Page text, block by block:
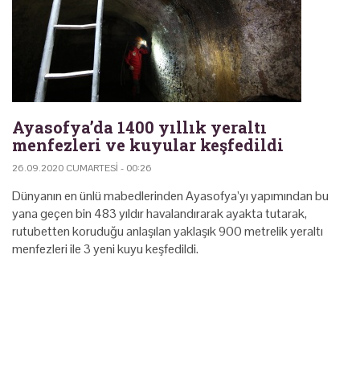
Ayasofya’da 1400 yıllık yeraltı
menfezleri ve kuyular keşfedildi
26.09.2020 CUMARTESI - 00:26
Dünyanın en ünlü mabedlerinden Ayasofya’yı yapımından bu
yana geçen bin 483 yıldır havalandırarak ayakta tutarak,
rutubetten koruduğu anlaşılan yaklaşık 900 metrelik yeraltı
menfezleri ile 3 yeni kuyu keşfedildi.